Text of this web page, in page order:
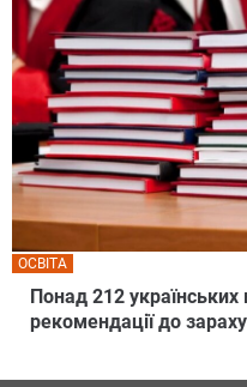
Понад 212 українських
рекомендації до
ОСВІТА